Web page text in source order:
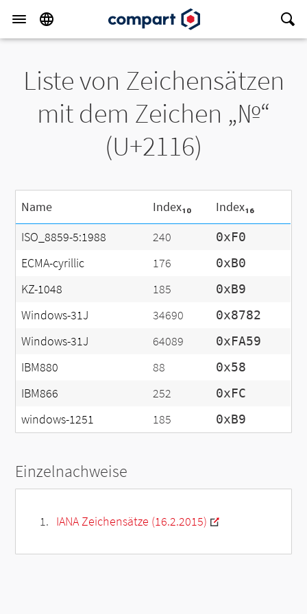
Liste von Zeichensätzen
mit dem Zeichen „№“
(U+2116)
Name Index₁₀
Index₁₆
ISO_8859-5:1988
240 0xF0
ECMA-cyrillic 176 0xB0
KZ-1048 185 0xB9
Windows-31J 34690 0x8782
Windows-31J 64089 0xFA59
IBM880 88 0x58
IBM866 252 0xFC
windows-1251 185 0xB9
Einzelnachweise
IANA Zeichensätze (16.2.2015)